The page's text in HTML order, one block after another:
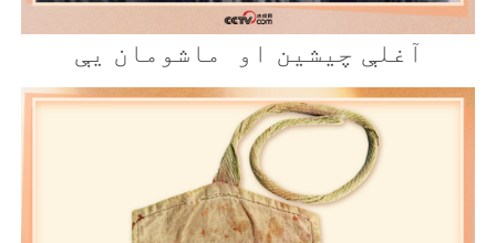
آغلې چيشين او ماشومان يې